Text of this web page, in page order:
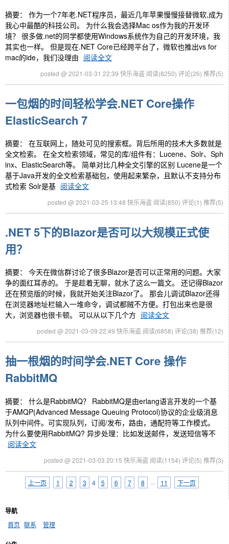
摘要： 作为一个7年老.NET程序员，最近几年苹果慢慢接替微软,成为
我心中最酷的科技公司。 为什么我会选择Mac os作为我的开发环
境？ 很多做.net的同学都使用Windows系统作为自己的开发环境，我
其实也一样。 但是现在.NET Core已经跨平台了，微软也推出vs for
mac的ide，我们没理由 阅读全文
posted @ 2021-03-31 22:39 快乐海盗 阅读(8250) 评论(26) 推荐(5)
一包烟的时间轻松学会.NET Core操作
ElasticSearch 7
摘要： 在互联网上，随处可见的搜索框。背后所用的技术大多数就是
全文检索。 在全文检索领域，常见的库/组件有：Lucene、Solr、Sph
inx、ElasticSearch等。 简单对比几种全文引擎的区别 Lucene是一个
基于Java开发的全文检索基础包，使用起来繁杂，且默认不支持分布
式检索 Solr是基 阅读全文
posted @ 2021-03-25 13:48 快乐海盗 阅读(850) 评论(1) 推荐(5)
.NET 5下的Blazor是否可以大规模正式使
用？
摘要： 今天在微信群讨论了很多Blazor是否可以正常用的问题。大家
争的面红耳赤的。 于是趁着无聊，就水了这么一篇文。 还记得Blazor
还在预览版的时候，我就开始关注Blazor了。 那会儿调试Blazor还得
在浏览器地址栏输入一堆命令，调试都贼不方便。打包出来也是很
大，浏览器也很卡顿。 可以从以下几个方 阅读全文
posted @ 2021-03-09 22:49 快乐海盗 阅读(6858) 评论(38) 推荐(12)
抽一根烟的时间学会.NET Core 操作
RabbitMQ
摘要： 什么是RabbitMQ？ RabbitMQ是由erlang语言开发的一个基
于AMQP(Advanced Message Queuing Protocol)协议的企业级消息
队列中间件。可实现队列，订阅/发布，路由，通配符等工作模式。
为什么要使用RabbitMQ? 异步处理：比如发送邮件，发送短信等不
阅读全文
posted @ 2021-03-03 20:15 快乐海盗 阅读(1154) 评论(5) 推荐(3)
上一页 1 2 3 4 5 6 7 8 ··· 11 下一页
导航
首页 联系 管理